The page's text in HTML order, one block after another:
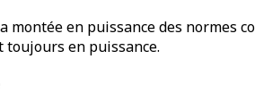
en puissance des normes
en puissance.